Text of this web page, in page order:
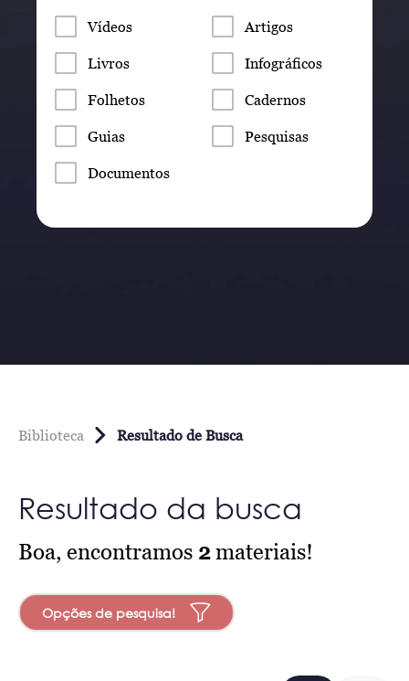
Vídeos Artigos
Livros Infográficos
Folhetos Cadernos
Guias Pesquisas
Documentos
Biblioteca Resultado de Busca
Resultado da busca
Boa, encontramos 2materiais!
Opções de pesquisa!